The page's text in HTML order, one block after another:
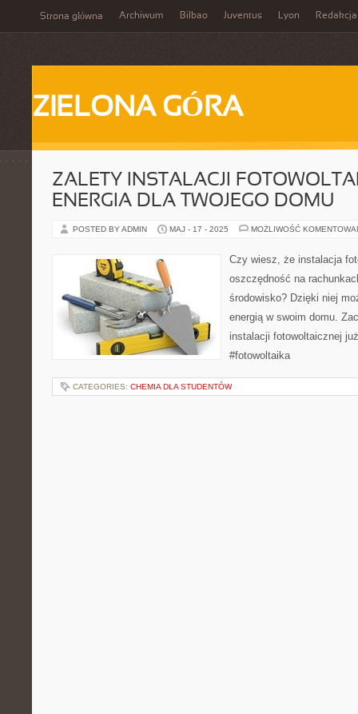
Strona główna Archiwum Bilbao Juventus Lyon Redakcja
ZIELONA GÓRA
ZALETY INSTALACJI
ENERGIA DLA TWOJEGO DOMU
POSTED BY ADMIN MAJ - 17 - 2025 MOŻLIWOŚĆ
Czy wiesz, że instalacja
oszczędność na
środowisko? Dzięki niej
energią w swoim domu.
instalacji fotowoltaicznej
#fotowoltaika
CATEGORIES: CHEMIA DLA STUDENTÓW